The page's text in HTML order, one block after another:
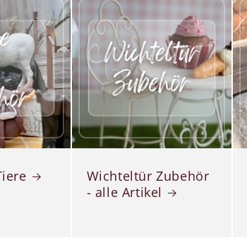
Wichteltür Zubehör
- alle Artikel